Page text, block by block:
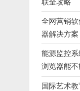
全网营销
器解决方案
能源监控
浏览器能
国际艺术